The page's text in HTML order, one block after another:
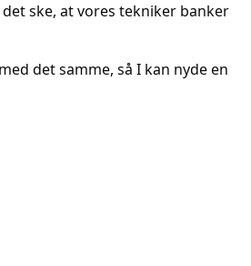
ske, at vores tekniker banker
det samme, så I kan nyde en